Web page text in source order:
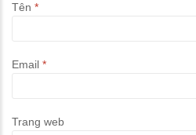
Tên *
Email *
Trang web